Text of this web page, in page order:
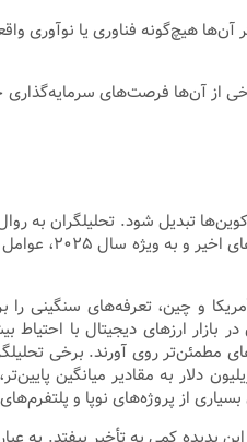
هیچ‌گونه فناوری یا نوآوری
از آن‌ها فرصت‌های
تبدیل شود. تحلیلگران
از تثبیت قیمت بیت‌کوین،
و چین، تعرفه‌های سنگینی را بر
ارزهای دیجیتال با احتیاط
روی آورند. برخی
شاخصی برای ارزیابی تأثیر جنگ تعرفه‌ها در نظر گرفتند. برای مثال، کاهش ارزش بازار
از پروژه‌های نوپا و